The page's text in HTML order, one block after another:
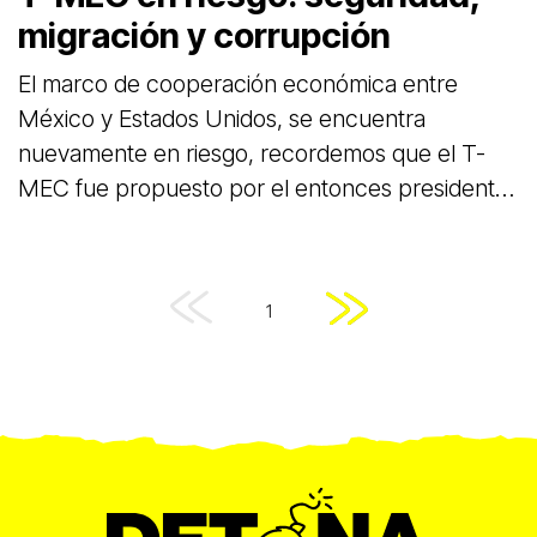
migración y corrupción
El marco de cooperación económica entre
México y Estados Unidos, se encuentra
nuevamente en riesgo, recordemos que el T-
MEC fue propuesto por el entonces presidente
México, Peña Nieto, y el primer ministro de
Canadá, Justin Trudeau, el 30 de noviembre de
sustituyo al TLCAN Después de un largo
del gobierno de Estados Unidos, ya que se
1